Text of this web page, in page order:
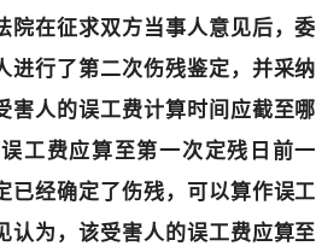
院在征求双方当事人意见后，委
进行了第二次伤残鉴定，并采纳
害人的误工费计算时间应截至哪
工费应算至第一次定残日前一
已经确定了伤残，可以算作误工
认为，该受害人的误工费应算至